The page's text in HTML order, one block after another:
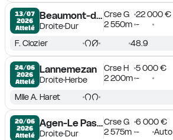
13/07
2026
Attelé
Beaumont-de-Lomagne
DroiteDur
Crse G
22 000 €
2 550m -
F. Clozier 48.9
24/06
2026
Attelé
Lannemezan
DroiteHerbe
Crse H
5 000 €
2 200m -
Mlle A. Haret
20/06
2026
Attelé
Agen-Le Passage
DroiteDur
Crse G
6 000 €
2 575m - Auto